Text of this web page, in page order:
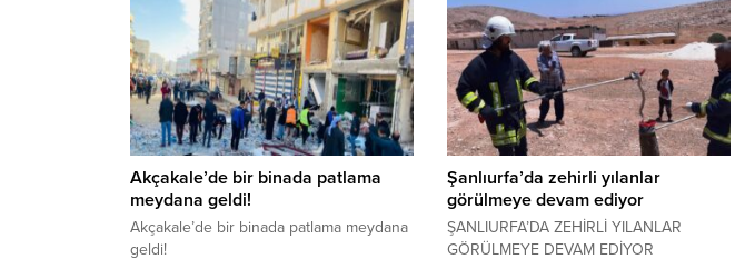
çalışmaları devam ediyor. Haber Merkezi
– Siverek ilçesi Hasan Çelebi
Mahallesi’nde bulunan Ahmet Koyuncu
Mesleki...
Akçakale’de bir binada patlama
meydana geldi!
Akçakale’de bir binada patlama meydana
geldi!
Şanlıurfa’da zehirli yılanlar
görülmeye devam ediyor
ŞANLIURFA’DA ZEHİRLİ YILANLAR
GÖRÜLMEYE DEVAM EDİYOR